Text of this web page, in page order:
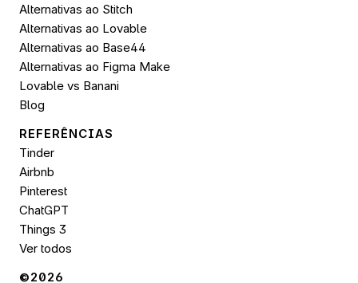
Alternativas ao Stitch
Alternativas ao Lovable
Alternativas ao Base44
Alternativas ao Figma Make
Lovable vs Banani
Blog
REFERÊNCIAS
Tinder
Airbnb
Pinterest
ChatGPT
Things 3
Ver todos
©2026